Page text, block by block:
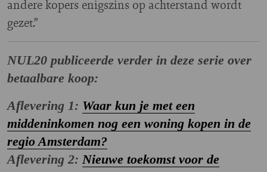
andere kopers enigszins op achterstand wordt
gezet.”
NUL20 publiceerde verder in deze serie over
betaalbare koop:
Aflevering 1: Waar kun je met een
middeninkomen nog een woning kopen in de
regio Amsterdam?
Aflevering 2: Nieuwe toekomst voor de